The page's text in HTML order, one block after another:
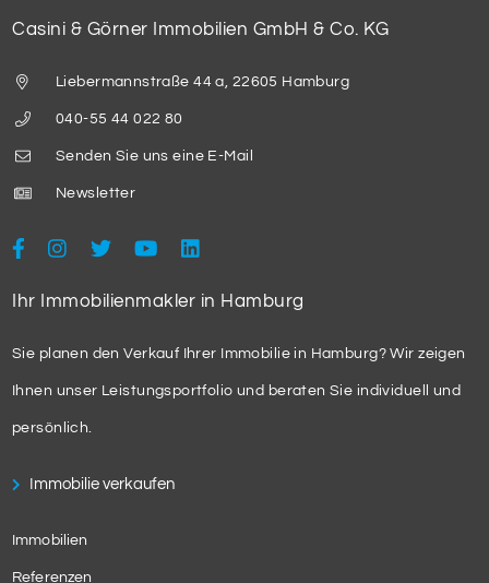
Casini & Görner Immobilien GmbH & Co. KG
Liebermannstraße 44 a, 22605 Hamburg
040-55 44 022 80
Senden Sie uns eine E-Mail
Newsletter
Ihr Immobilienmakler in Hamburg
Sie planen den Verkauf Ihrer Immobilie in Hamburg? Wir zeigen
Ihnen unser Leistungsportfolio und beraten Sie individuell und
persönlich.
Immobilie verkaufen
Immobilien
Referenzen